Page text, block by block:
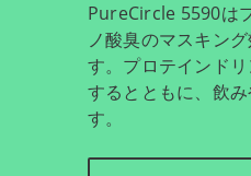
PureCircle 5590は
ノ酸臭のマスキン
す。プロテインド
するとともに、飲
す。